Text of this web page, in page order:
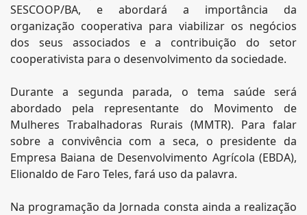
SESCOOP/BA, e abordará a importância da
organização cooperativa para viabilizar os negócios
dos seus associados e a contribuição do setor
cooperativista para o desenvolvimento da sociedade.
Durante a segunda parada, o tema saúde será
abordado pela representante do Movimento de
Mulheres Trabalhadoras Rurais (MMTR). Para falar
sobre a convivência com a seca, o presidente da
Empresa Baiana de Desenvolvimento Agrícola (EBDA),
Elionaldo de Faro Teles, fará uso da palavra.
Na programação da Jornada consta ainda a realização